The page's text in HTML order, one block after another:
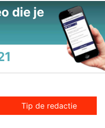
die je
Tip de redactie